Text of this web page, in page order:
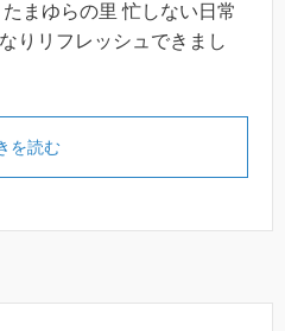
まゆらの里 忙しない日常
りリフレッシュできまし
を読む